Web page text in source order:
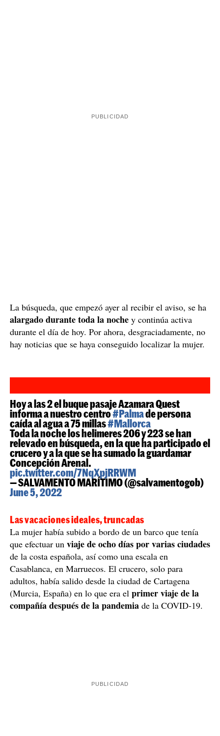
La búsqueda, que empezó ayer al recibir el aviso, se ha
alargado durante toda la noche y continúa activa
durante el día de hoy. Por ahora, desgraciadamente, no
hay noticias que se haya conseguido localizar la mujer.
Hoy a las 2 el buque pasaje Azamara Quest
informa a nuestro centro#Palmade persona
caída al agua a 75 millas#Mallorca
Toda la noche los helimeres 206 y 223 se han
relevado en búsqueda, en la que ha participado el
crucero y a la que se ha sumado la guardamar
Concepción Arenal.
pic.twitter.com/7NqXpjRRWM
— SALVAMENTO MARÍTIMO (@salvamentogob)
June 5, 2022
Las vacaciones ideales, truncadas
La mujer había subido a bordo de un barco que tenía
que efectuar un viaje de ocho días por varias ciudades
de la costa española, así como una escala en
Casablanca, en Marruecos. El crucero, solo para
adultos, había salido desde la ciudad de Cartagena
(Murcia, España) en lo que era el primer viaje de la
compañía después de la pandemia de la COVID-19.